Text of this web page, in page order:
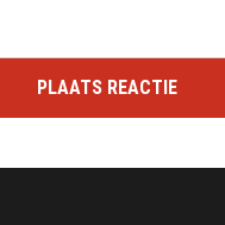
PLAATS REACTIE